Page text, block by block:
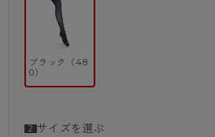
ブラック（48
0）
サイズを選ぶ